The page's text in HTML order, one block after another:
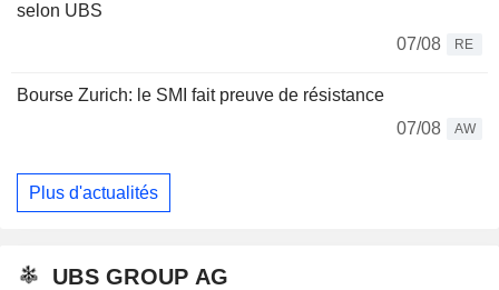
selon UBS
07/08
RE
Bourse Zurich: le SMI fait preuve de résistance
07/08
AW
Plus d'actualités
UBS GROUP AG